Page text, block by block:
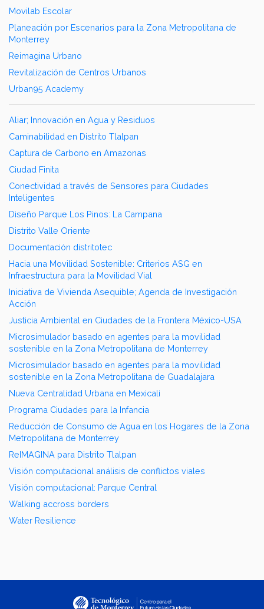
Movilab Escolar
Planeación por Escenarios para la Zona Metropolitana de
Monterrey
Reimagina Urbano
Revitalización de Centros Urbanos
Urban95 Academy
Aliar; Innovación en Agua y Residuos
Caminabilidad en Distrito Tlalpan
Captura de Carbono en Amazonas
Ciudad Finita
Conectividad a través de Sensores para Ciudades
Inteligentes
Diseño Parque Los Pinos: La Campana
Distrito Valle Oriente
Documentación distritotec
Hacia una Movilidad Sostenible: Criterios ASG en
Infraestructura para la Movilidad Vial
Iniciativa de Vivienda Asequible; Agenda de Investigación
Acción
Justicia Ambiental en Ciudades de la Frontera México-USA
Microsimulador basado en agentes para la movilidad
sostenible en la Zona Metropolitana de Monterrey
Microsimulador basado en agentes para la movilidad
sostenible en la Zona Metropolitana de Guadalajara
Nueva Centralidad Urbana en Mexicali
Programa Ciudades para la Infancia
Reducción de Consumo de Agua en los Hogares de la Zona
Metropolitana de Monterrey
ReIMAGINA para Distrito Tlalpan
Visión computacional análisis de conflictos viales
Visión computacional: Parque Central
Walking accross borders
Water Resilience